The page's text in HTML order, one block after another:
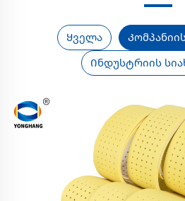
Ყველა
Ინდუსტრიის